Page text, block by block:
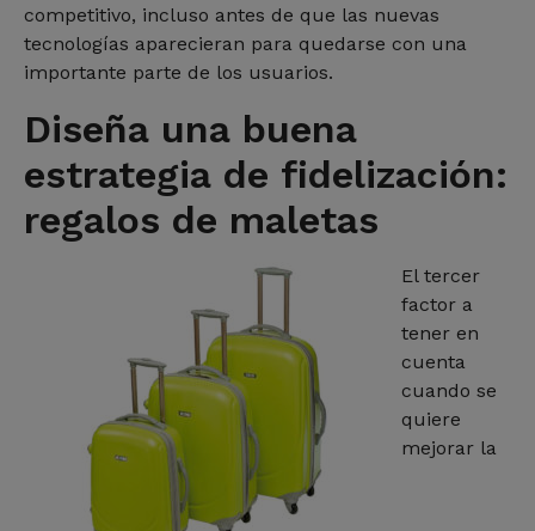
competitivo, incluso antes de que las nuevas
tecnologías aparecieran para quedarse con una
importante parte de los usuarios.
Diseña una buena
estrategia de fidelización:
regalos de maletas
El tercer
factor a
tener en
cuenta
cuando se
quiere
mejorar la